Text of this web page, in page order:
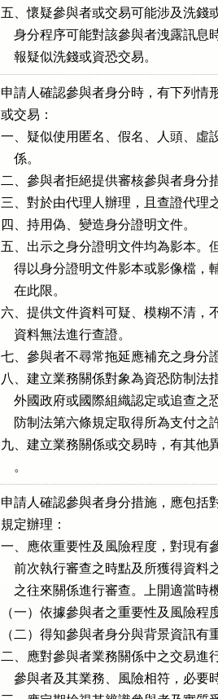
五、懷疑參與者或交易可能涉及洗錢
身分程序可能對該參與者洩露訊
    報疑似洗錢或資恐交易。
申請人確認參與者身分時，有下列情
或交易：
一、疑似使用匿名、假名、人頭、虛
    係。
二、參與者拒絕提供審核參與者身分
三、對於由代理人辦理，且查證代理
四、持用偽、變造身分證明文件。
五、出示之身分證明文件均為影本。
得以身分證明文件影本或影像檔
    在此限。
六、提供文件資料可疑、模糊不清，
    資料無法進行查證。
七、參與者不尋常拖延應補充之身分
八、建立業務關係對象為資恐防制法
外國政府或國際組織認定或追查
防制法第六條規定取得所為支付之
九、建立業務關係或交易時，有其他
    。
申請人確認參與者身分措施，應包括
規定辦理：
一、應依重要性及風險程度，對現有
前次執行審查之時點及所獲得資
之往來關係進行審查。上開適當時
（一）依據參與者之重要性及風險程
（二）得知參與者身分與背景資訊有
二、應對參與者業務關係中之交易進
參與者及其業務、風險相符，必要